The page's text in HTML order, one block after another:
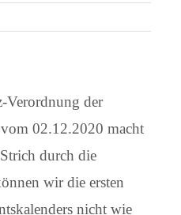
Verordnung der
02.12.2020 macht
durch die
wir die ersten
nicht wie